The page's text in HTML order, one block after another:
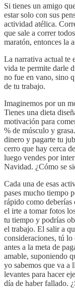
Si tienes un amigo
estar solo con sus
actividad atélica.
que sale a correr
maratón, entonces la
La narrativa actual te
vida te permite darle
no fue en vano, sino
de tu trabajo.
Imaginemos por un
Tienes una dieta
motivación para
% de músculo y
dinero y pagarte tu
cerro que hay cerca
luego vendes por
Navidad. ¿Cómo se
Cada una de esas
pases mucho tiempo
rápido como deberías
el irte a tomar fotos
tu tiempo y podrías
el trabajo. El salir a
consideraciones, tú lo
antes a la meta de
amable, suponiendo
yo sabemos que va a
levantes para hacer
día de haber fallado.